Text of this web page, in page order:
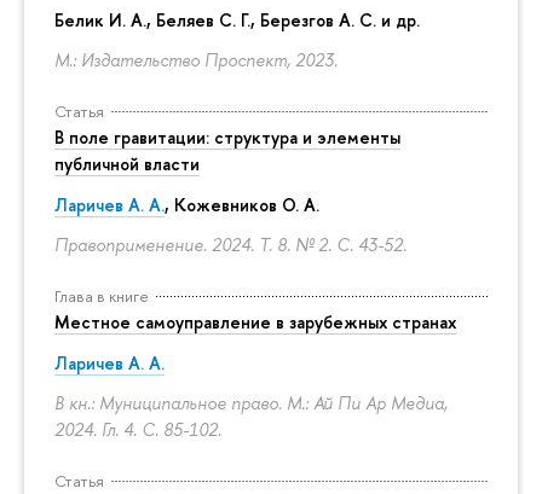
Белик И. А., Беляев С. Г., Березгов А. С. и др.
М.: Издательство Проспект, 2023.
Статья
В поле гравитации: структура и элементы
публичной власти
Ларичев А. А., Кожевников О. А.
Правоприменение. 2024. Т. 8. № 2. С. 43-52.
Глава в книге
Местное самоуправление в зарубежных странах
Ларичев А. А.
В кн.: Муниципальное право. М.: Ай Пи Ар Медиа,
2024. Гл. 4. С. 85-102.
Статья